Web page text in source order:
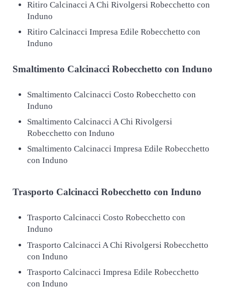
Ritiro Calcinacci A Chi Rivolgersi Robecchetto con
Induno
Ritiro Calcinacci Impresa Edile Robecchetto con
Induno
Smaltimento Calcinacci Robecchetto con Induno
Smaltimento Calcinacci Costo Robecchetto con
Induno
Smaltimento Calcinacci A Chi Rivolgersi
Robecchetto con Induno
Smaltimento Calcinacci Impresa Edile Robecchetto
con Induno
Trasporto Calcinacci Robecchetto con Induno
Trasporto Calcinacci Costo Robecchetto con
Induno
Trasporto Calcinacci A Chi Rivolgersi Robecchetto
con Induno
Trasporto Calcinacci Impresa Edile Robecchetto
con Induno